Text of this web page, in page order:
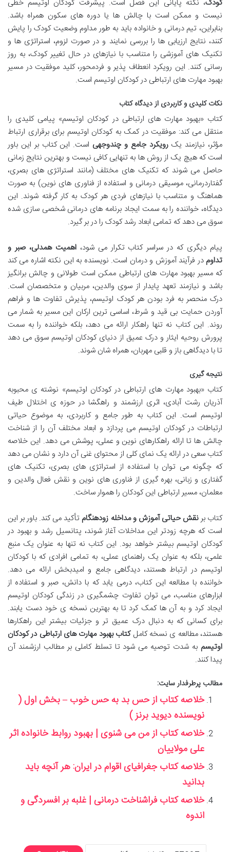
کودک، نکته پایانی این فصل است. پیشرفت کودکان اوتیسم خطی
نیست و ممکن است با چالش ها یا دوره های سکون همراه باشد.
بنابراین، تیم درمانی و خانواده باید به طور مداوم وضعیت کودک را پایش
کنند، نتایج ارزیابی ها را بررسی نمایند و در صورت لزوم، استراتژی ها و
تکنیک های آموزشی را متناسب با نیازهای در حال تغییر کودک، به روز
رسانی کنند. این رویکرد انعطاف پذیر و فردمحور، کلید موفقیت در مسیر
بهبود مهارت های ارتباطی در کودکان اوتیسم است.
نکات کلیدی و کاربردی از دیدگاه کتاب
کتاب «بهبود مهارت های ارتباطی در کودکان اوتیسم» پیامی کلیدی را
منتقل می کند: موفقیت در کمک به کودکان اوتیسم برای برقراری ارتباط
مؤثر، نیازمند یکرویکرد جامع و چندوجهی است. این کتاب بر این باور
است که هیچ یک از روش ها به تنهایی کافی نیست و بهترین نتایج زمانی
حاصل می شوند که تکنیک های مختلف (مانند استراتژی های بصری،
گفتاردرمانی، موسیقی درمانی و استفاده از فناوری های نوین) به صورت
هماهنگ و متناسب با نیازهای فردی هر کودک به کار گرفته شوند. این
دیدگاه، خواننده را به سمت ایجاد برنامه های درمانی شخصی سازی شده
سوق می دهد که تمامی ابعاد رشد کودک را در بر گیرد.
پیام دیگری که در سراسر کتاب تکرار می شود،اهمیت همدلی، صبر و
تداوم در فرآیند آموزش و درمان است. نویسنده به این نکته اشاره می کند
که مسیر بهبود مهارت های ارتباطی ممکن است طولانی و چالش برانگیز
باشد و نیازمند تعهد پایدار از سوی والدین، مربیان و متخصصان است.
درک منحصر به فرد بودن هر کودک اوتیسم، پذیرش تفاوت ها و فراهم
آوردن حمایت بی قید و شرط، اساسی ترین ارکان این مسیر به شمار می
روند. این کتاب نه تنها راهکار ارائه می دهد، بلکه خواننده را به سمت
پرورش روحیه ایثار و درک عمیق از دنیای کودکان اوتیسم سوق می دهد
تا با دیدگاهی باز و قلبی مهربان، همراه شان شوند.
نتیجه گیری
کتاب «بهبود مهارت های ارتباطی در کودکان اوتیسم» نوشته ی محبوبه
آذریان رشت آبادی، اثری ارزشمند و راهگشا در حوزه ی اختلال طیف
اوتیسم است. این کتاب به طور جامع و کاربردی، به موضوع حیاتی
ارتباطات در کودکان اوتیسم می پردازد و ابعاد مختلف آن را از شناخت
چالش ها تا ارائه راهکارهای نوین و عملی، پوشش می دهد. این خلاصه
کتاب سعی در ارائه یک نمای کلی از محتوای غنی آن دارد و نشان می دهد
که چگونه می توان با استفاده از استراتژی های بصری، تکنیک های
گفتاری و زبانی، بهره گیری از فناوری های نوین و نقش فعال والدین و
معلمان، مسیر ارتباطی این کودکان را هموار ساخت.
کتاب برنقش حیاتی آموزش و مداخله زودهنگام تأکید می کند. باور بر این
است که هرچه زودتر این مداخلات آغاز شوند، پتانسیل رشد و بهبود در
کودکان اوتیسم بیشتر خواهد بود. این کتاب نه تنها به عنوان یک منبع
علمی، بلکه به عنوان یک راهنمای عملی، به تمامی افرادی که با کودکان
اوتیسم در ارتباط هستند، دیدگاهی جامع و امیدبخش ارائه می دهد.
خواننده با مطالعه این کتاب، درمی یابد که با دانش، صبر و استفاده از
ابزارهای مناسب، می توان تفاوت چشمگیری در زندگی کودکان اوتیسم
ایجاد کرد و به آن ها کمک کرد تا به بهترین نسخه ی خود دست یابند.
برای کسانی که به دنبال درک عمیق تر و جزئیات بیشتر این راهکارها
هستند، مطالعه ی نسخه کاملکتاب بهبود مهارت های ارتباطی در کودکان
اوتیسم به شدت توصیه می شود تا تسلط کاملی بر مطالب ارزشمند آن
پیدا کنند.
مطالب پرطرفدار سایت:
خلاصه کتاب از حس بد به حس خوب – بخش اول (
نویسنده دیوید برنز )
خلاصه کتاب از من می شنوی | بهبود روابط خانواده اثر
علی مولاییان
خلاصه کتاب جغرافیای اقوام در ایران: هر آنچه باید
بدانید
خلاصه کتاب فراشناخت درمانی | غلبه بر افسردگی و
اندوه